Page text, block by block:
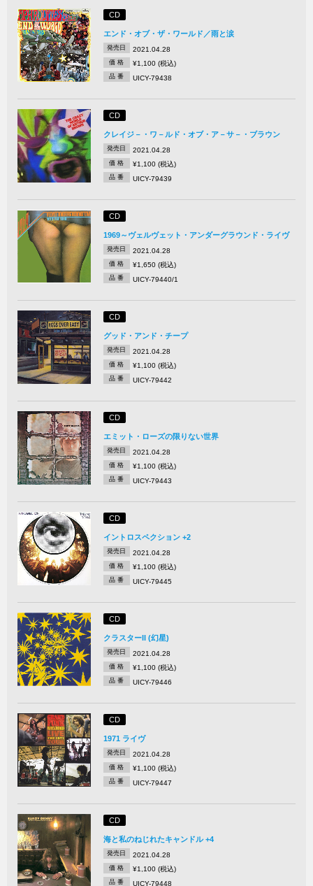
CD
エンド・オブ・ザ・ワールド／雨と涙
発売日 2021.04.28
価 格 ¥1,100 (税込)
品 番 UICY-79438
CD
クレイジ－・ワ－ルド・オブ・ア－サ－・ブラウン
発売日 2021.04.28
価 格 ¥1,100 (税込)
品 番 UICY-79439
CD
1969～ヴェルヴェット・アンダーグラウンド・ライヴ
発売日 2021.04.28
価 格 ¥1,650 (税込)
品 番 UICY-79440/1
CD
グッド・アンド・チープ
発売日 2021.04.28
価 格 ¥1,100 (税込)
品 番 UICY-79442
CD
エミット・ローズの限りない世界
発売日 2021.04.28
価 格 ¥1,100 (税込)
品 番 UICY-79443
CD
イントロスペクション +2
発売日 2021.04.28
価 格 ¥1,100 (税込)
品 番 UICY-79445
CD
クラスターII (幻星)
発売日 2021.04.28
価 格 ¥1,100 (税込)
品 番 UICY-79446
CD
1971 ライヴ
発売日 2021.04.28
価 格 ¥1,100 (税込)
品 番 UICY-79447
CD
海と私のねじれたキャンドル +4
発売日 2021.04.28
価 格 ¥1,100 (税込)
品 番 UICY-79448